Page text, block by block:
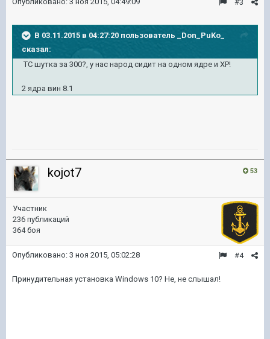
#3
В 03.11.2015 в 04:27:20 пользователь _Don_PuKo_
сказал:
ТС шутка за 300?, у нас народ сидит на одном ядре и ХР!
2 ядра вин 8.1
53
kojot7
Участник
236 публикаций
364 боя
#4
Опубликовано: 3 ноя 2015, 05:02:28
Принудительная установка Windows 10? Не, не слышал!